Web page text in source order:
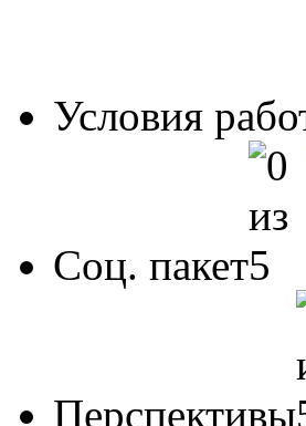
Условия
Соц. пакет
Перспективы